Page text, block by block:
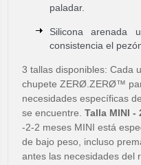
paladar.
Silicona arenada
consistencia el
3 tallas disponibles: Cada
chupete ZERØ.ZERØ™
necesidades específicas
se encuentre. Talla MINI -
-2-2 meses MINI está
de bajo peso, incluso
antes las necesidades del